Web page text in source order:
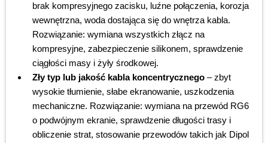
brak kompresyjnego zacisku, luźne połączenia, korozja
wewnętrzna, woda dostająca się do wnętrza kabla.
Rozwiązanie: wymiana wszystkich złącz na
kompresyjne, zabezpieczenie silikonem, sprawdzenie
ciągłości masy i żyły środkowej.
Zły typ lub jakość kabla koncentrycznego– zbyt
wysokie tłumienie, słabe ekranowanie, uszkodzenia
mechaniczne. Rozwiązanie: wymiana na przewód RG6
o podwójnym ekranie, sprawdzenie długości trasy i
obliczenie strat, stosowanie przewodów takich jak Dipol